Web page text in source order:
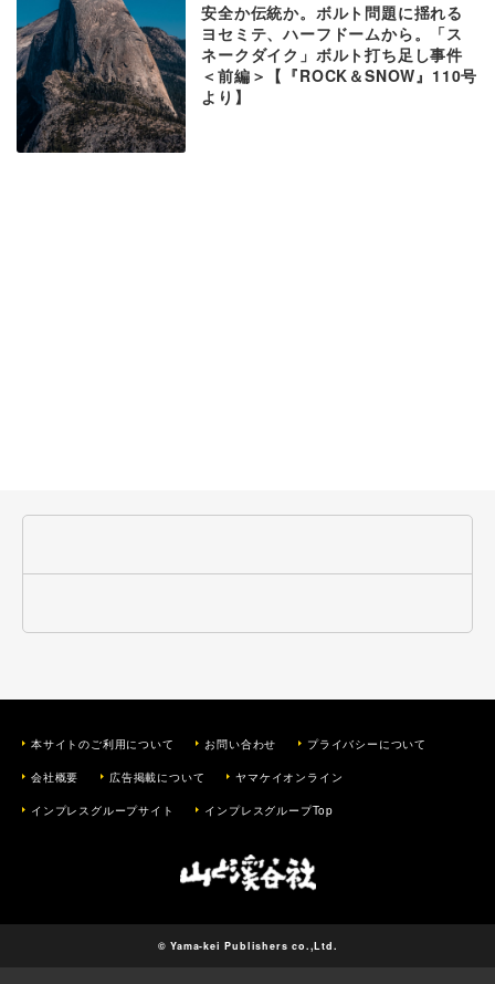
安全か伝統か。ボルト問題に揺れる
ヨセミテ、ハーフドームから。「ス
ネークダイク」ボルト打ち足し事件
＜前編＞【『ROCK＆SNOW』110号
より】
本サイトのご利用について お問い合わせ プライバシーについて
会社概要 広告掲載について ヤマケイオンライン
インプレスグループサイト インプレスグループTop
© Yama-kei Publishers co.,Ltd.